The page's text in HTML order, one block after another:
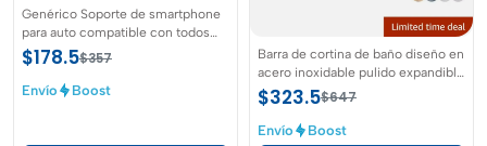
Genérico Soporte de smartphone
para auto compatible con todos
los modelos
$178.5$357
Envío Boost
Barra de cortina de baño diseño en
acero inoxidable pulido expandible
y ajustable de 109cm a 185cm
$323.5$647
Envío Boost